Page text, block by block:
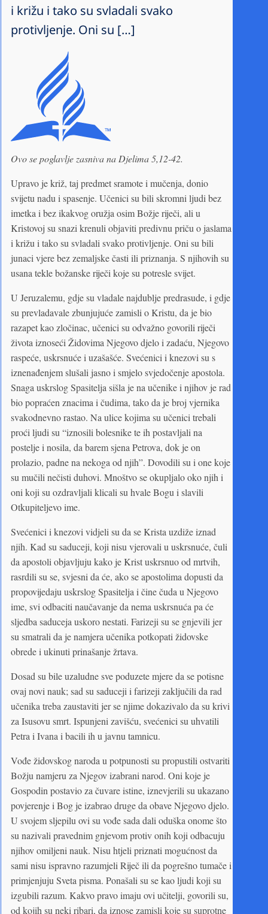
i križu i tako su svladali svako
protivljenje. Oni su […]
Ovo se poglavlje zasniva na Djelima 5,12-42.
Upravo je križ, taj predmet sramote i mučenja, donio
svijetu nadu i spasenje. Učenici su bili skromni ljudi bez
imetka i bez ikakvog oružja osim Božje riječi, ali u
Kristovoj su snazi krenuli objaviti predivnu priču o jaslama
i križu i tako su svladali svako protivljenje. Oni su bili
junaci vjere bez zemaljske časti ili priznanja. S njihovih su
usana tekle božanske riječi koje su potresle svijet.
U Jeruzalemu, gdje su vladale najdublje predrasude, i gdje
su prevladavale zbunjujuće zamisli o Kristu, da je bio
razapet kao zločinac, učenici su odvažno govorili riječi
života iznoseći Židovima Njegovo djelo i zadaću, Njegovo
raspeće, uskrsnuće i uzašašće. Svećenici i knezovi su s
iznenađenjem slušali jasno i smjelo svjedočenje apostola.
Snaga uskrslog Spasitelja sišla je na učenike i njihov je rad
bio popraćen znacima i čudima, tako da je broj vjernika
svakodnevno rastao. Na ulice kojima su učenici trebali
proći ljudi su “iznosili bolesnike te ih postavljali na
postelje i nosila, da barem sjena Petrova, dok je on
prolazio, padne na nekoga od njih”. Dovodili su i one koje
su mučili nečisti duhovi. Mnoštvo se okupljalo oko njih i
oni koji su ozdravljali klicali su hvale Bogu i slavili
Otkupiteljevo ime.
Svećenici i knezovi vidjeli su da se Krista uzdiže iznad
njih. Kad su saduceji, koji nisu vjerovali u uskrsnuće, čuli
da apostoli objavljuju kako je Krist uskrsnuo od mrtvih,
rasrdili su se, svjesni da će, ako se apostolima dopusti da
propovijedaju uskrslog Spasitelja i čine čuda u Njegovo
ime, svi odbaciti naučavanje da nema uskrsnuća pa će
sljedba saduceja uskoro nestati. Farizeji su se gnjevili jer
su smatrali da je namjera učenika potkopati židovske
obrede i ukinuti prinašanje žrtava.
Dosad su bile uzaludne sve poduzete mjere da se potisne
ovaj novi nauk; sad su saduceji i farizeji zaključili da rad
učenika treba zaustaviti jer se njime dokazivalo da su krivi
za Isusovu smrt. Ispunjeni zavišću, svećenici su uhvatili
Petra i Ivana i bacili ih u javnu tamnicu.
Vođe židovskog naroda u potpunosti su propustili ostvariti
Božju namjeru za Njegov izabrani narod. Oni koje je
Gospodin postavio za čuvare istine, iznevjerili su ukazano
povjerenje i Bog je izabrao druge da obave Njegovo djelo.
U svojem sljepilu ovi su vođe sada dali oduška onome što
su nazivali pravednim gnjevom protiv onih koji odbacuju
njihov omiljeni nauk. Nisu htjeli priznati mogućnost da
sami nisu ispravno razumjeli Riječ ili da pogrešno tumače i
primjenjuju Sveta pisma. Ponašali su se kao ljudi koji su
izgubili razum. Kakvo pravo imaju ovi učitelji, govorili su,
od kojih su neki ribari, da iznose zamisli koje su suprotne